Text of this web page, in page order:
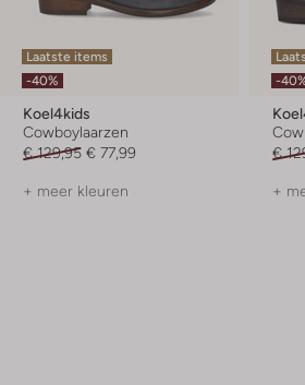
Laatste items
-40%
Koel4kids
Cowboylaarzen
€ 129,95 € 77,99
+ meer kleuren
-
€
+